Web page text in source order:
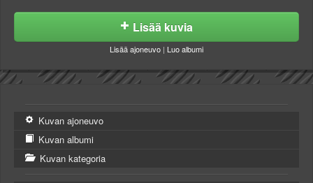
Lisää kuvia
Lisää ajoneuvo | Luo albumi
Kuvan ajoneuvo
Kuvan albumi
Kuvan kategoria